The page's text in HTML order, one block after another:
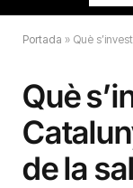
Portada » Què
Què
de la